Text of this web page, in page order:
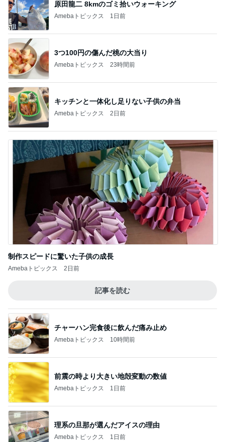
原田龍二 8kmのゴミ拾いウォーキング
Amebaトピックス 1日前
3つ100円の傷んだ桃の大当り
Amebaトピックス 23時間前
キッチンと一体化し足りない子供の弁当
Amebaトピックス 2日前
制作スピードに驚いた子供の成長
Amebaトピックス 2日前
記事を読む
チャーハン完食後に飲んだ痛み止め
Amebaトピックス 10時間前
前震の時より大きい地殻変動の数値
Amebaトピックス 1日前
理系の旦那が選んだアイスの理由
Amebaトピックス 1日前